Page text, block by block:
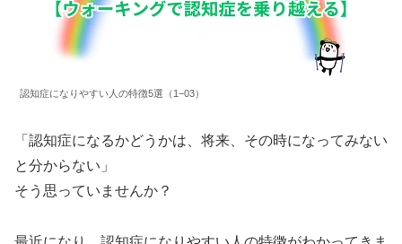
認知症になりやすい人の特徴5選（1−03）
「認知症になるかどうかは、将来、その時になってみない
と分からない」
そう思っていませんか？